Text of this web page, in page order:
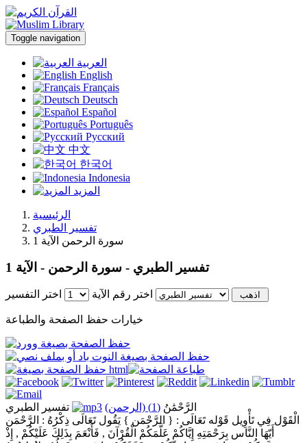
Toggle navigation
العربية
English
Français
Deutsch
Español
Português
Русский
中文
한국어
Indonesia
المزيد
الرئيسية
تفسير الطبري
سورة الرحمن الآية 1
تفسير الطبري - سورة الرحمن - الآية 1
اختر رقم الآية اختر التفسير
خيارات حفظ الصفحة والطباعة
الرَّحْمَٰنُ (1) (الرحمن)
تفسير الطبري
الْقَوْل فِي تَأْوِيل قَوْله تَعَالَى : { الرَّحْمَن } يَقُول تَعَالَى ذِكْرُهُ : الرَّحْمَن
أَيّهَا النَّاس بِرَحْمَتِهِ إِيَّاكُمْ عَلَّمَكُمْ الْقُرْآنَ , فَأَنْعَمَ بِذَلِكَ عَلَيْكُمْ , إِذْ